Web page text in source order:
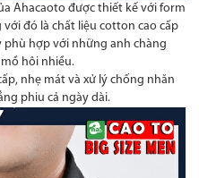
Ahacaoto được thiết kế với form
đó là chất liệu cotton cao cấp
phù hợp với những anh chàng
hôi nhiều.
nhẹ mát và xử lý chống nhăn
phiu cả ngày dài.